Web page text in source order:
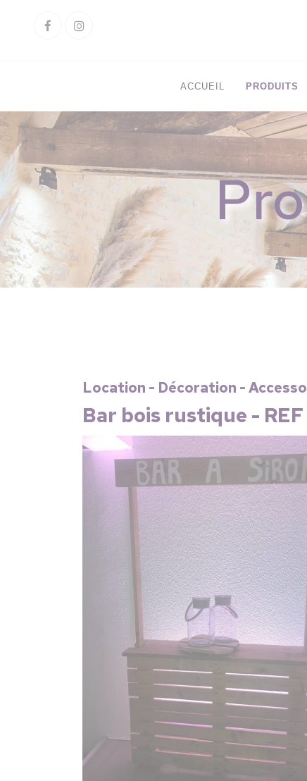
FacebookInstagram
ACCUEIL PRODUITS
Location - Décoration -
Bar bois rustique - REF